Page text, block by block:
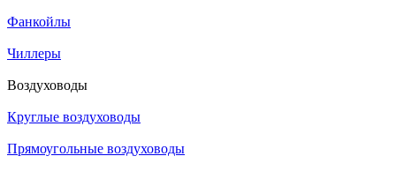
Фанкойлы
Чиллеры
Воздуховоды
Круглые воздуховоды
Прямоугольные воздуховоды